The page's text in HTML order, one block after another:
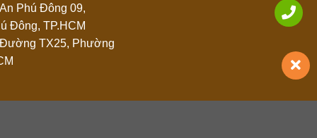
Phú Đông 09,
Đông, TP.HCM
TX25, Phường